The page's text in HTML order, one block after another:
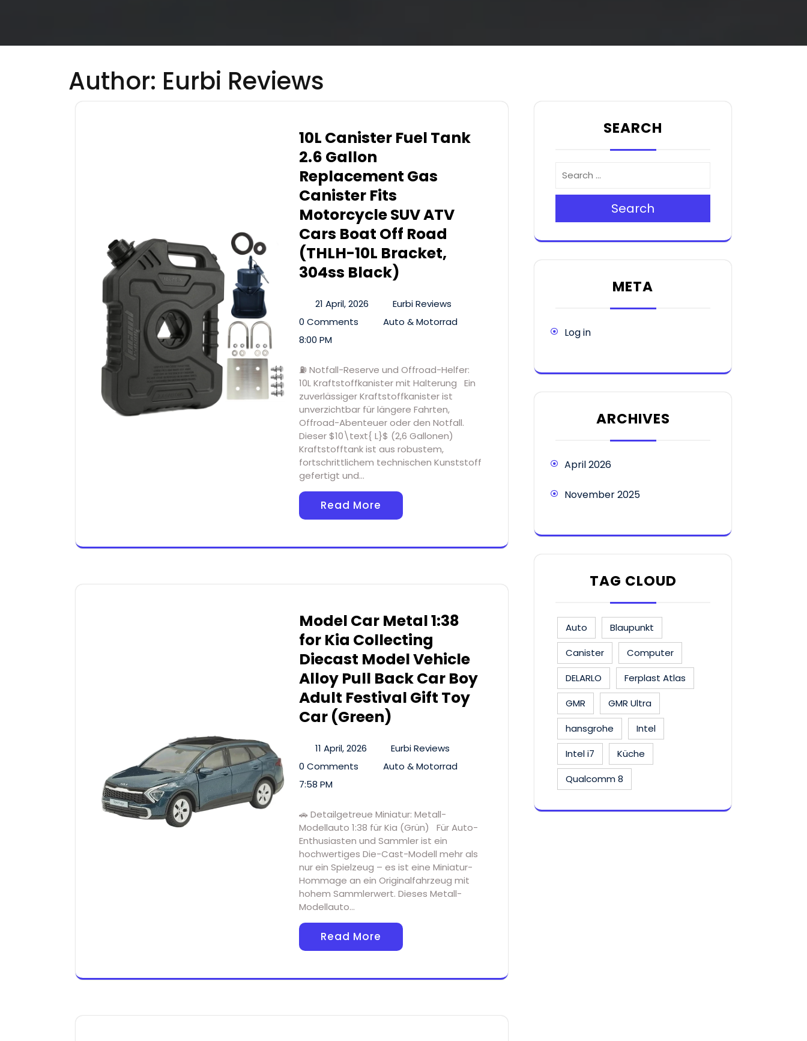
Author: Eurbi Reviews
10L Canister Fuel Tank
2.6 Gallon
Replacement Gas
Canister Fits
Motorcycle SUV ATV
Cars Boat Off Road
(THLH-10L Bracket,
304ss Black)
21 April, 2026
Eurbi Reviews
0 Comments
Auto & Motorrad
8:00 PM
⛽ Notfall-Reserve und Offroad-Helfer:
10L Kraftstoffkanister mit Halterung Ein
zuverlässiger Kraftstoffkanister ist
unverzichtbar für längere Fahrten,
Offroad-Abenteuer oder den Notfall.
Dieser $10\text{ L}$ (2,6 Gallonen)
Kraftstofftank ist aus robustem,
fortschrittlichem technischen Kunststoff
gefertigt und…
Read More
Model Car Metal 1:38
for Kia Collecting
Diecast Model Vehicle
Alloy Pull Back Car Boy
Adult Festival Gift Toy
Car (Green)
11 April, 2026
Eurbi Reviews
0 Comments
Auto & Motorrad
7:58 PM
🚗 Detailgetreue Miniatur: Metall-
Modellauto 1:38 für Kia (Grün) Für Auto-
Enthusiasten und Sammler ist ein
hochwertiges Die-Cast-Modell mehr als
nur ein Spielzeug – es ist eine Miniatur-
Hommage an ein Originalfahrzeug mit
hohem Sammlerwert. Dieses Metall-
Modellauto…
Read More
SEARCH
Search
META
Log in
ARCHIVES
April 2026
November 2025
TAG CLOUD
Auto
Blaupunkt
Canister
Computer
DELARLO
Ferplast Atlas
GMR
GMR Ultra
hansgrohe
Intel
Intel i7
Küche
Qualcomm 8